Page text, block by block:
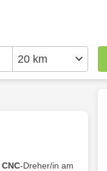
CNC-Dreher/in am